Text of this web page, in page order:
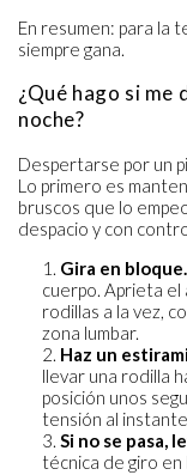
En resumen: para la
siempre gana.
¿Qué hago si
noche?
Despertarse por un
Lo primero es
bruscos que lo
despacio y con
Gira en bloque.
cuerpo. Aprieta el
rodillas a la vez,
zona lumbar.
Haz un
llevar una rodilla
posición unos
tensión al instante.
Si no se pasa,
técnica de giro